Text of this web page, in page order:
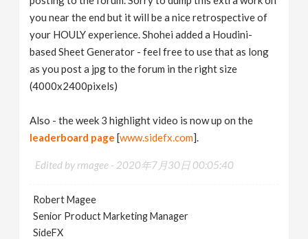
you near the end but it will be a nice retrospective of
your HOULY experience. Shohei added a Houdini-
based Sheet Generator - feel free to use that as long
as you post a jpg to the forum in the right size
(4000x2400pixels)
Also - the week 3 highlight video is now up on the
leaderboard page [www.sidefx.com].
Edited by rmagee - 2020年7月30日 00:05:40
Robert Magee
Senior Product Marketing Manager
SideFX